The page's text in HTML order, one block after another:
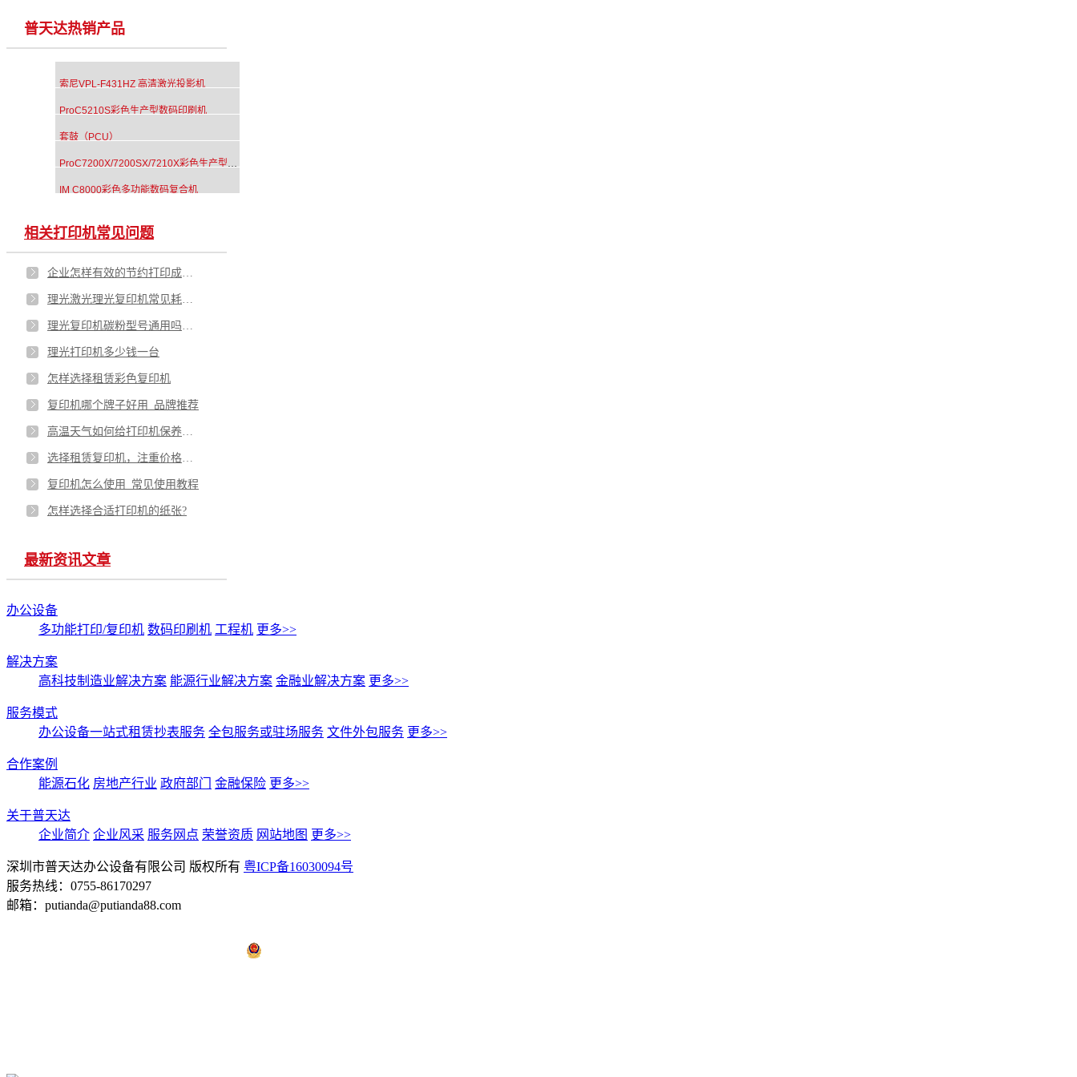
普天达热销产品
索尼VPL-F431HZ 高清激光投影机
ProC5210S彩色生产型数码印刷机
套鼓（PCU）
ProC7200X/7200SX/7210X彩色生产型数码印刷机
IM C8000彩色多功能数码复合机
相关打印机常见问题
企业怎样有效的节约打印成本？
理光激光理光复印机常见耗材汇总
理光复印机碳粉型号通用吗，用国产还是原装？
理光打印机多少钱一台
怎样选择租赁彩色复印机
复印机哪个牌子好用_品牌推荐
高温天气如何给打印机保养降温
选择租赁复印机，注重价格还是品质？
复印机怎么使用_常见使用教程
怎样选择合适打印机的纸张?
最新资讯文章
办公设备
多功能打印/复印机 数码印刷机 工程机 更多>>
解决方案
高科技制造业解决方案 能源行业解决方案 金融业解决方案 更多>>
服务模式
办公设备一站式租赁抄表服务 全包服务或驻场服务 文件外包服务 更多>>
合作案例
能源石化 房地产行业 政府部门 金融保险 更多>>
关于普天达
企业简介 企业风采 服务网点 荣誉资质 网站地图 更多>>
深圳市普天达办公设备有限公司 版权所有 粤ICP备16030094号
服务热线：0755-86170297
邮箱：putianda@putianda88.com